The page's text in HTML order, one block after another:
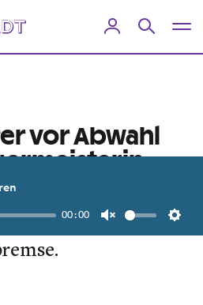
00:00
Unmute
vor Abwahl
über
am Patscherkofel.